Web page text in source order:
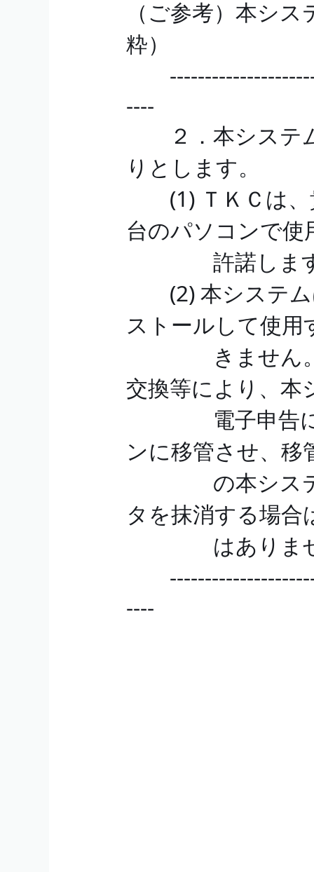
（ご参考）本シ
粋）
----
２．本システ
りとします。
(1) ＴＫＣは、
台のパソコンで使
許諾しま
(2) 本システム
ストールして使用
きません。た
交換等により、本
電子申告に関
ンに移管させ、移
の本システム
タを抹消する場合
はありませ
----